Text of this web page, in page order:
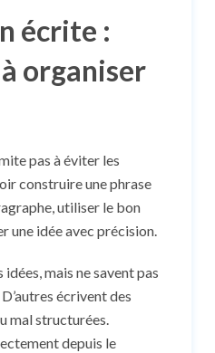
écrite :
organiser
pas à éviter les
construire une phrase
utiliser le bon
une idée avec précision.
mais ne savent pas
écrivent des
mal structurées.
depuis le